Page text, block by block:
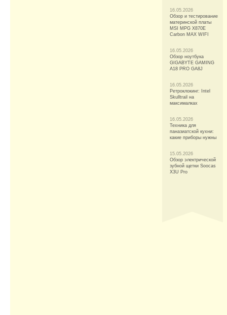
16.05.2026
Обзор и тестирование
материнской платы
MSI MPG X870E
Carbon MAX WIFI
16.05.2026
Обзор ноутбука
GIGABYTE GAMING
A18 PRO GA8J
16.05.2026
Ретроклокинг: Intel
Skulltrail на
максималках
16.05.2026
Техника для
паназиатской кухни:
какие приборы нужны
15.05.2026
Обзор электрической
зубной щетки Soocas
X3U Pro